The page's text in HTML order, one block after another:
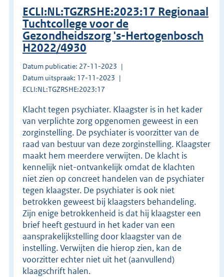
ECLI:NL:TGZRSHE:2023:17 Regionaal
Tuchtcollege voor de
Gezondheidszorg 's-Hertogenbosch
H2022/4930
Datum publicatie: 27-11-2023
Datum uitspraak: 17-11-2023
ECLI:NL:TGZRSHE:2023:17
Klacht tegen psychiater. Klaagster is in het kader
van verplichte zorg opgenomen geweest in een
zorginstelling. De psychiater is voorzitter van de
raad van bestuur van deze zorginstelling. Klaagster
maakt hem meerdere verwijten. De klacht is
kennelijk niet-ontvankelijk omdat de klachten
niet zien op concreet handelen van de psychiater
tegen klaagster. De psychiater is ook niet
betrokken geweest bij klaagsters behandeling.
Zijn enige betrokkenheid is dat hij klaagster een
brief heeft gestuurd in het kader van een
aansprakelijkstelling door klaagster van de
instelling. Verwijten die hierop zien, kan de
voorzitter echter niet uit het (aanvullend)
klaagschrift halen.